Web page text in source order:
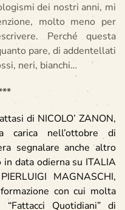
dei nostri anni, mi
molto meno per
Perché questa
pare, di addentellati
neri, bianchi…
di NICOLO’ ZANON,
carica nell’ottobre di
segnalare anche altro
data odierna su ITALIA
MAGNASCHI,
con cui molta
Quotidiani” di